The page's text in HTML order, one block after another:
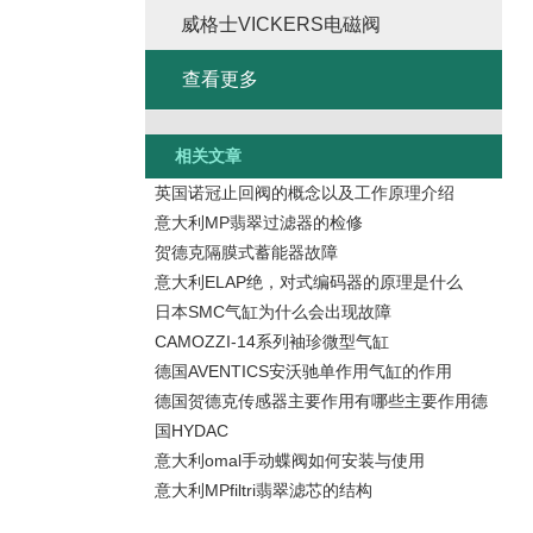
威格士VICKERS电磁阀
查看更多
相关文章
英国诺冠止回阀的概念以及工作原理介绍
意大利MP翡翠过滤器的检修
贺德克隔膜式蓄能器故障
意大利ELAP绝，对式编码器的原理是什么
日本SMC气缸为什么会出现故障
CAMOZZI-14系列袖珍微型气缸
德国AVENTICS安沃驰单作用气缸的作用
德国贺德克传感器主要作用有哪些主要作用德
国HYDAC
意大利omal手动蝶阀如何安装与使用
意大利MPfiltri翡翠滤芯的结构